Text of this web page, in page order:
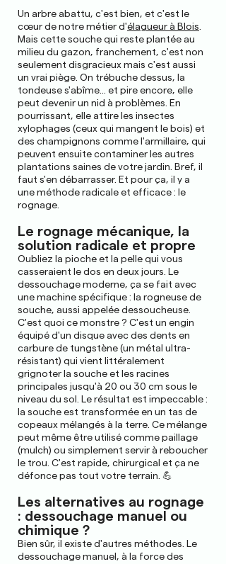
Un arbre abattu, c'est bien, et c'est le
cœur de notre métier d'élagueur à Blois.
Mais cette souche qui reste plantée au
milieu du gazon, franchement, c'est non
seulement disgracieux mais c'est aussi
un vrai piège. On trébuche dessus, la
tondeuse s'abîme... et pire encore, elle
peut devenir un nid à problèmes. En
pourrissant, elle attire les insectes
xylophages (ceux qui mangent le bois) et
des champignons comme l'armillaire, qui
peuvent ensuite contaminer les autres
plantations saines de votre jardin. Bref, il
faut s'en débarrasser. Et pour ça, il y a
une méthode radicale et efficace : le
rognage.
Le rognage mécanique, la
solution radicale et propre
Oubliez la pioche et la pelle qui vous
casseraient le dos en deux jours. Le
dessouchage moderne, ça se fait avec
une machine spécifique : la rogneuse de
souche, aussi appelée dessoucheuse.
C'est quoi ce monstre ? C'est un engin
équipé d'un disque avec des dents en
carbure de tungstène (un métal ultra-
résistant) qui vient littéralement
grignoter la souche et les racines
principales jusqu'à 20 ou 30 cm sous le
niveau du sol. Le résultat est impeccable :
la souche est transformée en un tas de
copeaux mélangés à la terre. Ce mélange
peut même être utilisé comme paillage
(mulch) ou simplement servir à reboucher
le trou. C'est rapide, chirurgical et ça ne
défonce pas tout votre terrain. 💪
Les alternatives au rognage
: dessouchage manuel ou
chimique ?
Bien sûr, il existe d'autres méthodes. Le
dessouchage manuel, à la force des